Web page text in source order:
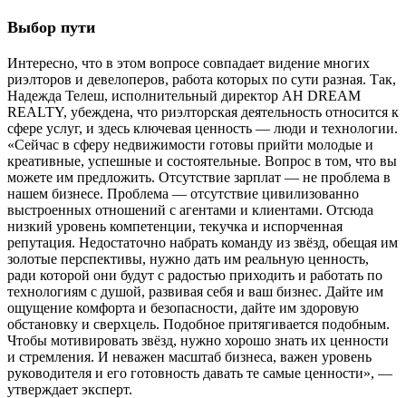
Выбор пути
Интересно, что в этом вопросе совпадает видение многих
риэлторов и девелоперов, работа которых по сути разная. Так,
Надежда Телеш, исполнительный директор АН DREAM
REALTY, убеждена, что риэлторская деятельность относится к
сфере услуг, и здесь ключевая ценность — люди и технологии.
«Сейчас в сферу недвижимости готовы прийти молодые и
креативные, успешные и состоятельные. Вопрос в том, что вы
можете им предложить. Отсутствие зарплат — не проблема в
нашем бизнесе. Проблема — отсутствие цивилизованно
выстроенных отношений с агентами и клиентами. Отсюда
низкий уровень компетенции, текучка и испорченная
репутация. Недостаточно набрать команду из звёзд, обещая им
золотые перспективы, нужно дать им реальную ценность,
ради которой они будут с радостью приходить и работать по
технологиям с душой, развивая себя и ваш бизнес. Дайте им
ощущение комфорта и безопасности, дайте им здоровую
обстановку и сверхцель. Подобное притягивается подобным.
Чтобы мотивировать звёзд, нужно хорошо знать их ценности
и стремления. И неважен масштаб бизнеса, важен уровень
руководителя и его готовность давать те самые ценности», —
утверждает эксперт.